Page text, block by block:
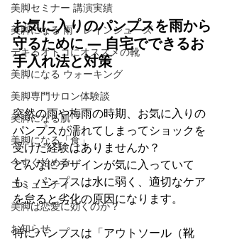
美脚セミナー 講演実績
美脚になる 雨・レインシューズ
デキるオトコにオススメの靴
美脚になる ウォーキング
美脚専門サロン体験談
美脚になる肌
美脚になる「食」
今すぐ始める
コミュニティ
美脚は恋愛に効くのか？
お知らせ
お気に入りのパンプスを雨から
守るために ― 自宅でできるお
手入れ法と対策
突然の雨や梅雨の時期、お気に入りの
パンプスが濡れてしまってショックを
受けた経験はありませんか？
どんなにデザインが気に入っていて
も、パンプスは水に弱く、適切なケア
を怠ると劣化の原因になります。
特にパンプスは「アウトソール（靴